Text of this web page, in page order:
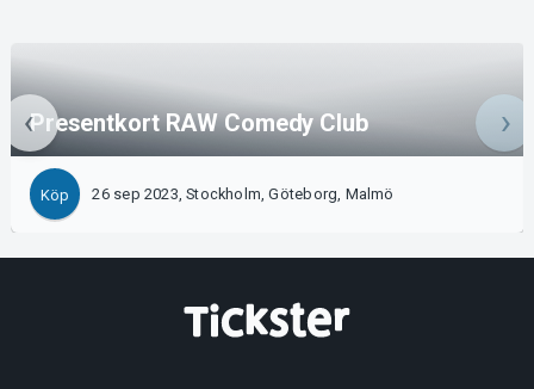
Presentkort RAW Comedy Club
Köp 26 sep 2023, Stockholm, Göteborg, Malmö